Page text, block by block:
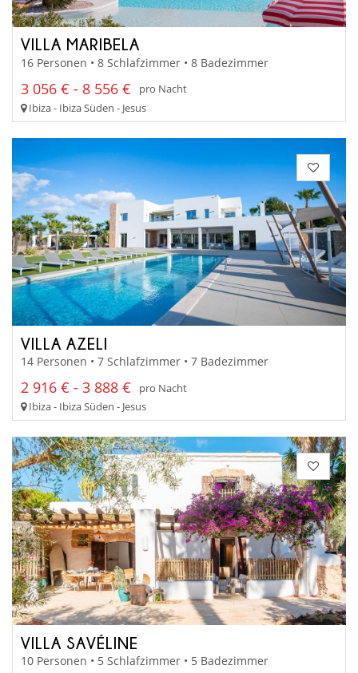
VILLA MARIBELA
16 Personen • 8 Schlafzimmer • 8 Badezimmer
3 056 € - 8 556 €
pro Nacht
Ibiza - Ibiza Süden - Jesus
VILLA AZELI
14 Personen • 7 Schlafzimmer • 7 Badezimmer
2 916 € - 3 888 €
pro Nacht
Ibiza - Ibiza Süden - Jesus
VILLA SAVÉLINE
10 Personen • 5 Schlafzimmer • 5 Badezimmer